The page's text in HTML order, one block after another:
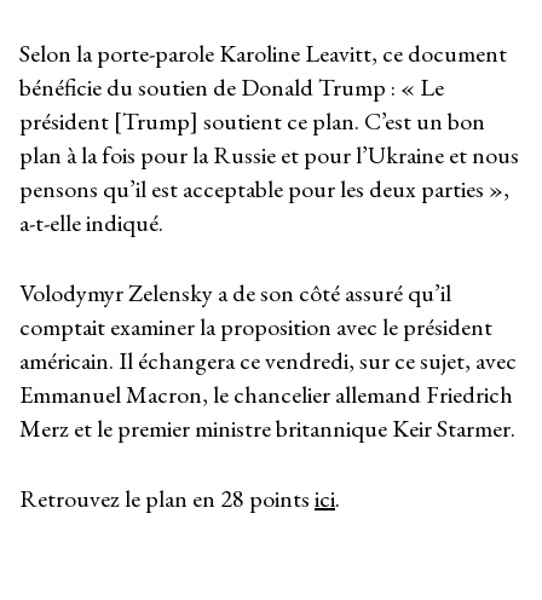
Selon la porte-parole Karoline Leavitt, ce document
bénéficie du soutien de Donald Trump : « Le
président [Trump] soutient ce plan. C’est un bon
plan à la fois pour la Russie et pour l’Ukraine et nous
pensons qu’il est acceptable pour les deux parties »,
a-t-elle indiqué.
Volodymyr Zelensky a de son côté assuré qu’il
comptait examiner la proposition avec le président
américain. Il échangera ce vendredi, sur ce sujet, avec
Emmanuel Macron, le chancelier allemand Friedrich
Merz et le premier ministre britannique Keir Starmer.
Retrouvez le plan en 28 pointsici.